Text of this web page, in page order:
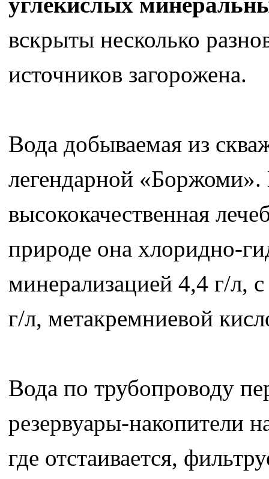
вскрыты несколько
источников загорожена.
Вода добываемая из
легендарной «Боржоми».
высококачественная
природе она хлоридно-
минерализацией 4,4 г/л,
г/л, метакремниевой
Вода по трубопроводу
резервуары-накопители
где отстаивается,